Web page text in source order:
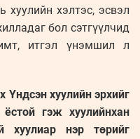
хуулийн хэлтэс, эсвэл
бол сэтгүүлчид
итгэл үнэмшил л
Үндсэн хуулийн эрхийг
гэж хуулийнхан
хуулиар нэр төрийг